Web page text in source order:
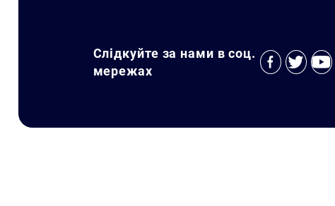
Слідкуйте за нами в соц.
мережах